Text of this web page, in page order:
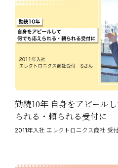
勤続10年 自身をアピール
られる・頼られる受付に
2011年入社 エレクトロニクス商社 受